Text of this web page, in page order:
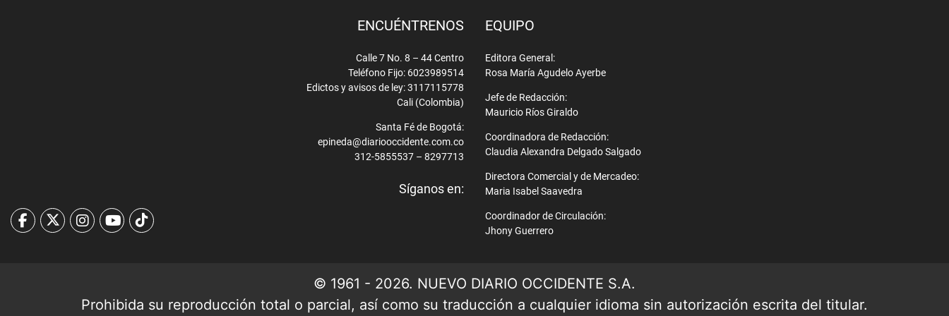
ENCUÉNTRENOS
Calle 7 No. 8 – 44 Centro
Teléfono Fijo: 6023989514
Edictos y avisos de ley: 3117115778
Cali (Colombia)
Santa Fé de Bogotá:
epineda@diariooccidente.com.co
312-5855537 – 8297713
Síganos en:
EQUIPO
Editora General:
Rosa María Agudelo Ayerbe
Jefe de Redacción:
Mauricio Ríos Giraldo
Coordinadora de Redacción:
Claudia Alexandra Delgado Salgado
Directora Comercial y de Mercadeo:
Maria Isabel Saavedra
Coordinador de Circulación:
Jhony Guerrero
© 1961 - 2026. NUEVO DIARIO OCCIDENTE S.A.
Prohibida su reproducción total o parcial, así como su traducción a cualquier idioma sin autorización escrita del titular.